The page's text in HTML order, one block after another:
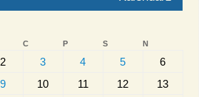
C P S N
2 3 4 5
6
9 10 11 12
13